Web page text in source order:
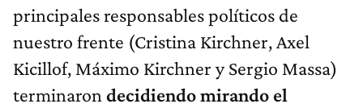
principales responsables políticos de
nuestro frente (Cristina Kirchner, Axel
Kicillof, Máximo Kirchner y Sergio Massa)
terminaron decidiendo mirando el